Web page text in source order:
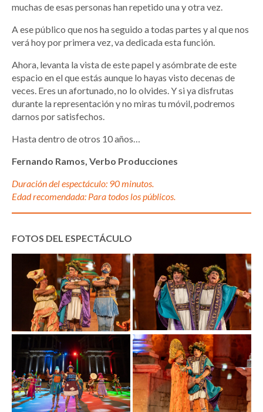
muchas de esas personas han repetido una y otra vez.
A ese público que nos ha seguido a todas partes y al que nos
verá hoy por primera vez, va dedicada esta función.
Ahora, levanta la vista de este papel y asómbrate de este
espacio en el que estás aunque lo hayas visto decenas de
veces. Eres un afortunado, no lo olvides. Y si ya disfrutas
durante la representación y no miras tu móvil, podremos
darnos por satisfechos.
Hasta dentro de otros 10 años…
Fernando Ramos, Verbo Producciones
Duración del espectáculo: 90 minutos.
Edad recomendada: Para todos los públicos.
FOTOS DEL ESPECTÁCULO